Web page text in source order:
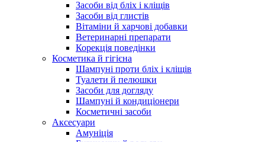
Засоби від бліх і кліщів
Засоби від глистів
Вітаміни й харчові добавки
Ветеринарні препарати
Корекція поведінки
Косметика й гігієна
Шампуні проти бліх і кліщів
Туалети й пелюшки
Засоби для догляду
Шампуні й кондиціонери
Косметичні засоби
Аксесуари
Амуніція